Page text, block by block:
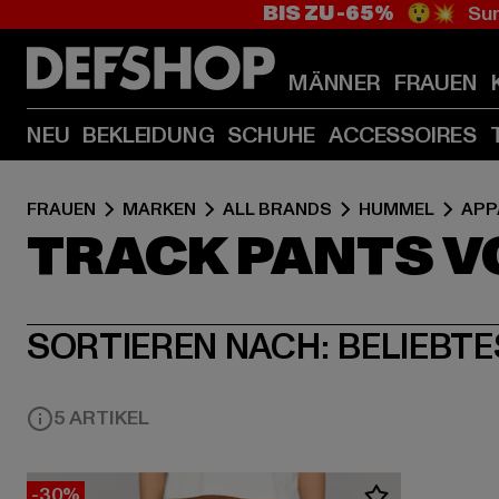
BIS ZU -65% 😲💥
MÄNNER FRAUEN
NEU BEKLEIDUNG SCHUHE ACCESSOIRES
FRAUEN MARKEN ALL BRANDS HUMMEL
TRACK PANTS
SORTIEREN NACH:
5 ARTIKEL